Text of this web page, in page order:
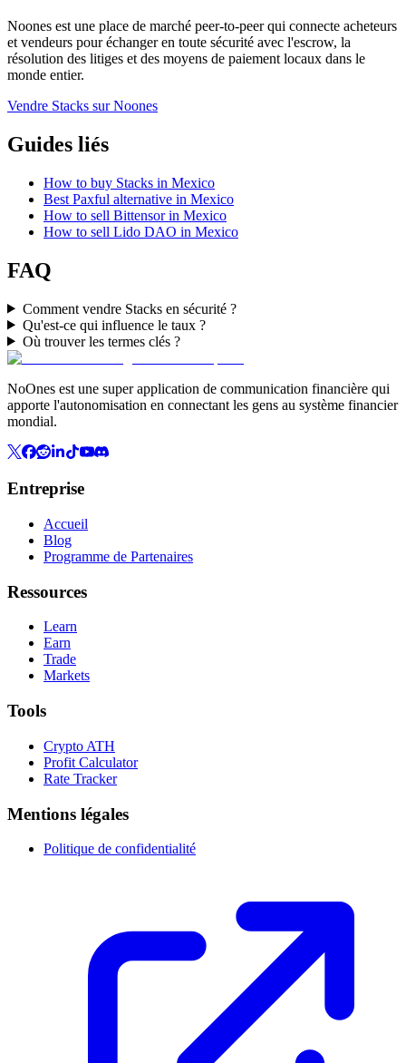
Noones est une place de marché peer-to-peer qui connecte acheteurs
et vendeurs pour échanger en toute sécurité avec l'escrow, la
résolution des litiges et des moyens de paiement locaux dans le
monde entier.
Vendre Stacks sur Noones
Guides liés
How to buy Stacks in Mexico
Best Paxful alternative in Mexico
How to sell Bittensor in Mexico
How to sell Lido DAO in Mexico
FAQ
Comment vendre Stacks en sécurité ?
Qu'est-ce qui influence le taux ?
Où trouver les termes clés ?
NoOnes est une super application de communication financière qui
apporte l'autonomisation en connectant les gens au système financier
mondial.
Entreprise
Accueil
Blog
Programme de Partenaires
Ressources
Learn
Earn
Trade
Markets
Tools
Crypto ATH
Profit Calculator
Rate Tracker
Mentions légales
Politique de confidentialité